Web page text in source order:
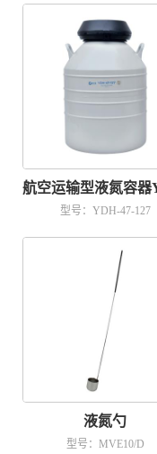
型号：YDH-47-127
液氮勺
型号：MVE10/D